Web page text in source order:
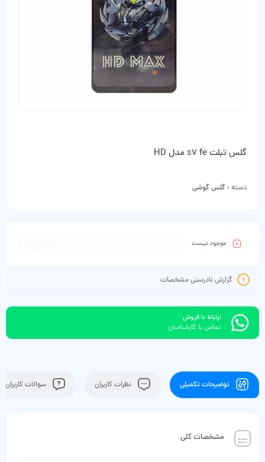
گلس تبلت s7 fe مدل HD
دسته : گلس گوشی
موجود نیست
گزارش نادرستی مشخصات
ارتباط با فروش
تماس با کارشناسان
توضیحات تکمیلی نظرات کاربران سوالات کاربران
مشخصات کلی